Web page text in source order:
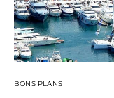
BONS PLANS